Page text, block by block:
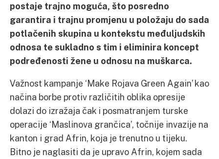
postaje trajno moguća, što posredno
garantira i trajnu promjenu u položaju do sada
potlačenih skupina u kontekstu međuljudskih
odnosa te sukladno s tim i eliminira koncept
podređenosti žene u odnosu na muškarca.
Važnost kampanje ‘Make Rojava Green Again’ kao
načina borbe protiv različitih oblika opresije
dolazi do izražaja čak i posmatranjem turske
operacije ‘Maslinova grančica’, točnije invazije na
kanton i grad Afrin, koja je trenutno u tijeku.
Bitno je naglasiti da je upravo Afrin, kojem sada